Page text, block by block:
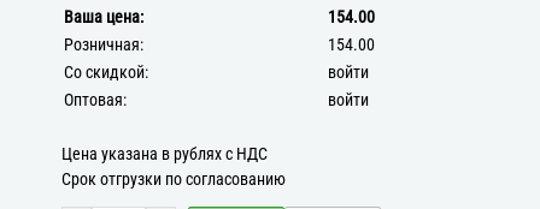
Ваша цена:
154.00
Розничная:
154.00
Со скидкой:
войти
Оптовая:
войти
Цена указана в рублях с НДС
Срок отгрузки по согласованию